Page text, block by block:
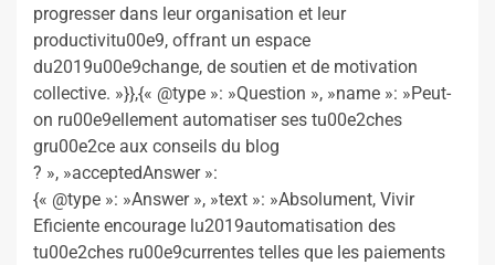
progresser dans leur organisation et leur
productivitu00e9, offrant un espace
du2019u00e9change, de soutien et de motivation
collective. »}},{« @type »: »Question », »name »: »Peut-
on ru00e9ellement automatiser ses tu00e2ches
gru00e2ce aux conseils du blog
? », »acceptedAnswer »:
{« @type »: »Answer », »text »: »Absolument, Vivir
Eficiente encourage lu2019automatisation des
tu00e2ches ru00e9currentes telles que les paiements